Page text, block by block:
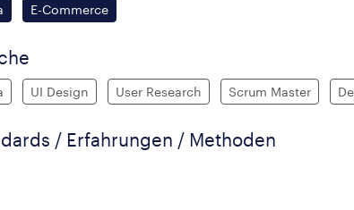
E-Commerce
UI Design User Research Scrum Master
/ Erfahrungen / Methoden